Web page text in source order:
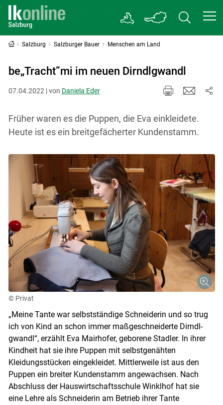
Salzburg Salzburger Bauer Menschen am Land
be„Tracht”mi im neuen Dirndlgwandl
07.04.2022 | von Daniela Eder
Früher waren es die Puppen, die Eva einkleidete.
Heute ist es ein breitgefächerter Kundenstamm.
© Privat
„Meine Tante war selbstständige Schneiderin und so trug
ich von Kind an schon immer maßgeschneiderte Dirndl-
gwandl“, erzählt Eva Mairhofer, geborene Stadler. In ihrer
Kindheit hat sie ihre Puppen mit selbstgenähten
Kleidungsstücken eingekleidet. Mittlerweile ist aus den
Puppen ein breiter Kundenstamm angewachsen. Nach
Abschluss der Hauswirtschaftsschule Winklhof hat sie
eine Lehre als Schneiderin am Betrieb ihrer Tante